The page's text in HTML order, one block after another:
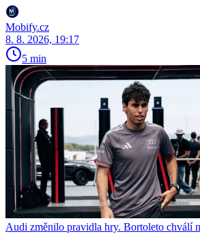
Mobify.cz
8. 8. 2026, 19:17
5 min
Audi změnilo pravidla hry. Bortoleto chválí